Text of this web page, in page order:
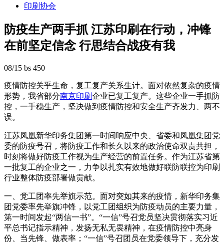
印刷协会
防疫生产两手抓 江苏印刷在行动，冲锋
在前坚定信念 行思结合战疫有我
08/15 bs 450
疫情防控关乎生命，复工复产关系生计。面对依然复杂的疫情
形势，我省部分南京印刷企业已复工复产。这些企业一手抓防
控，一手稳生产，坚决做到疫情防控和安全生产齐发力、两不
误。
江苏凤凰新华印务集团第一时间响应中央、省委和凤凰集团党
委的防疫号召，将防疫工作和长久以来的政治使命双责共担，
时刻将做好防疫工作视为生产经营的前置任务。作为江苏省第
一批复工的企业之一，力争以扎实有效地做好联防联控为印刷
行业整体防疫部署做贡献。
一、党工团率先举旗示范。面对突如其来的疫情，新华印务集
团党委率先举旗冲锋，以党工团组织为防疫动员的主要力量，
第一时间发起“两信一书”。“一信”号召党员坚决贯彻落实习近
平总书记指示精神，发扬无私无畏精神，在疫情防控中亮身
份、当先锋、做表率；“一信”号召团员在党委领导下，充分发